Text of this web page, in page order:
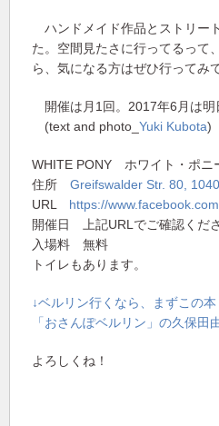
ハンドメイド作品とストリー
た。空間見たさに行ってるっ
ら、気になる方はぜひ行ってみて
開催は月1回。2017年6月は明
(text and photo_ Yuki Kubota)
WHITE PONY ホワイト・ポニ
住所 Greifswalder Str. 80,
URL https://
開催日 上記URLでご確認くだ
入場料 無料
トイレもあります。
↓ベルリン行くなら、まずこの本
「おさんぽベルリン」の久保
よろしくね！